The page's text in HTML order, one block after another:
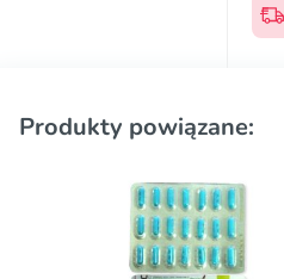
Produkty powiązane: